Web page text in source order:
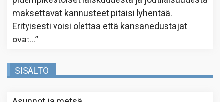
maksettavat kannusteet pitäisi lyhentää.
Erityisesti voisi olettaa että kansanedustajat
ovat…”
SISÄLTÖ